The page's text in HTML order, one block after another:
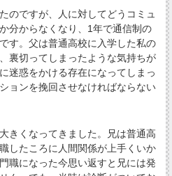
のですが、人に対してどうコミュ
分からなくなり、1年で通信制の
す。父は普通高校に入学した私の
裏切ってしまったような気持ちが
迷惑をかける存在になってしまっ
ョンを挽回させなければならない
きくなってきました。兄は普通高
したころに人間関係が上手くいか
職になった今思い返すと兄には発